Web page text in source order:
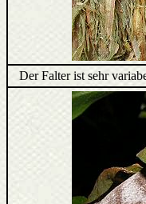
Der Falter ist sehr